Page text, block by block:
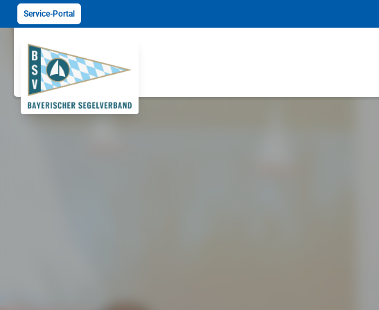
Service-Portal